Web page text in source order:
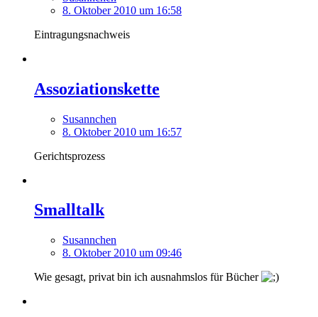
8. Oktober 2010 um 16:58
Eintragungsnachweis
Assoziationskette
Susannchen
8. Oktober 2010 um 16:57
Gerichtsprozess
Smalltalk
Susannchen
8. Oktober 2010 um 09:46
Wie gesagt, privat bin ich ausnahmslos für Bücher